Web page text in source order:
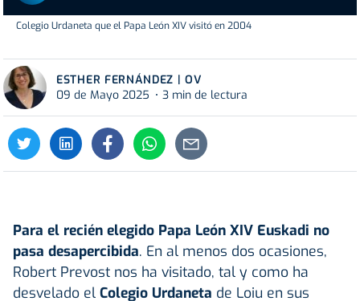
Colegio Urdaneta que el Papa León XIV visitó en 2004
ESTHER FERNÁNDEZ | OV
09 de Mayo 2025
3 min de lectura
Para el recién elegido Papa León XIV Euskadi no
pasa desapercibida. En al menos dos ocasiones,
Robert Prevost nos ha visitado, tal y como ha
desvelado el Colegio Urdaneta de Loiu en sus